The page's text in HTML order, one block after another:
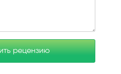
рецензию